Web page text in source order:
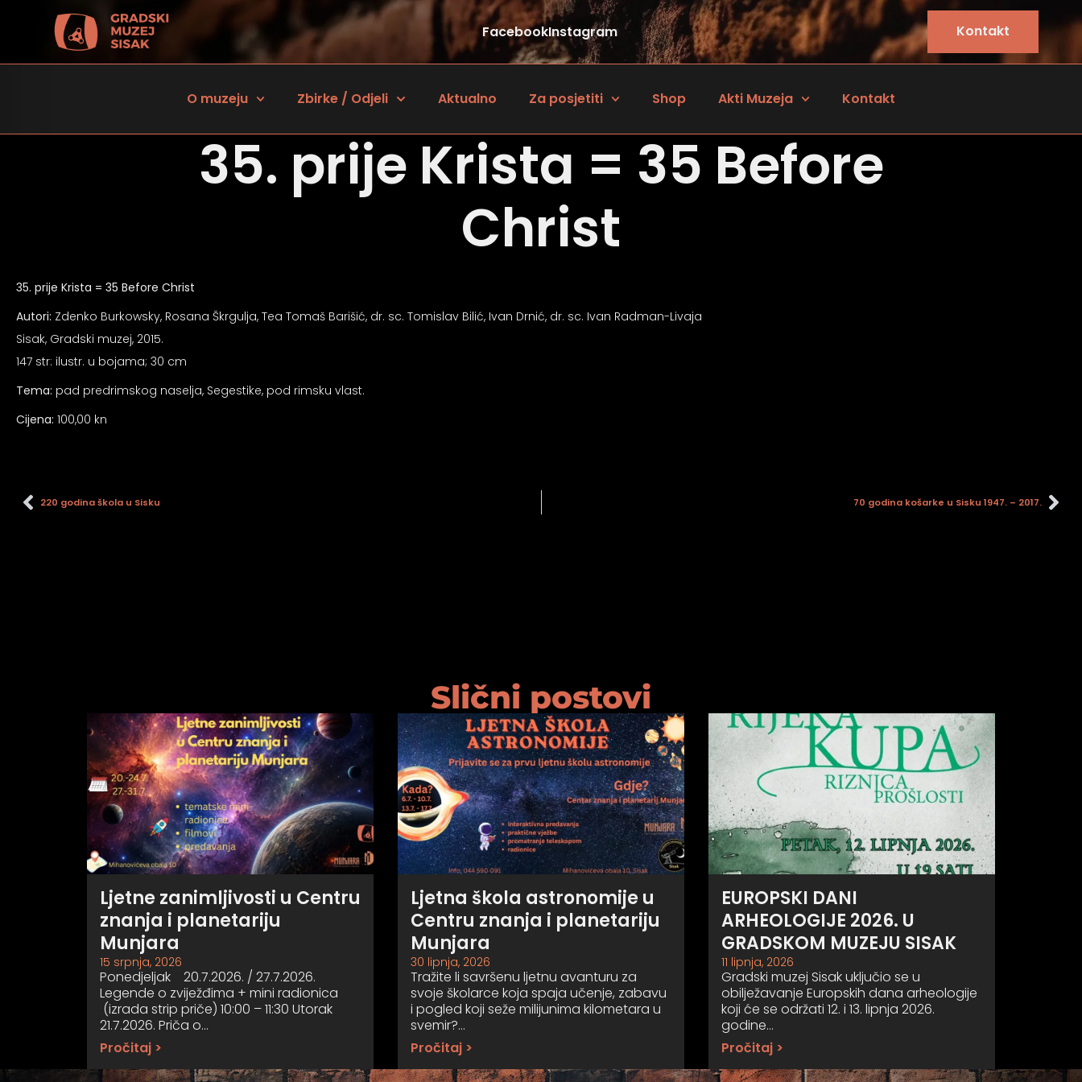
FacebookInstagram Kontakt
O muzeju Zbirke / Odjeli Aktualno Za posjetiti Shop Akti Muzeja Kontakt
35. prije Krista = 35 Before
Christ
35. prije Krista = 35 Before Christ
Autori: Zdenko Burkowsky, Rosana Škrgulja, Tea Tomaš Barišić, dr. sc. Tomislav Bilić, Ivan Drnić, dr. sc. Ivan Radman-Livaja
Sisak, Gradski muzej, 2015.
147 str: ilustr. u bojama; 30 cm
Tema: pad predrimskog naselja, Segestike, pod rimsku vlast.
Cijena: 100,00 kn
220 godina škola u Sisku 70 godina košarke u Sisku 1947. – 2017.
Slični postovi
Ljetne zanimljivosti u Centru
znanja i planetariju
Munjara
15 srpnja, 2026
Ponedjeljak 20.7.2026. / 27.7.2026.
Legende o zviježđima + mini radionica
(izrada strip priče) 10:00 – 11:30 Utorak
21.7.2026. Priča o…
Pročitaj >
Ljetna škola astronomije u
Centru znanja i planetariju
Munjara
30 lipnja, 2026
Tražite li savršenu ljetnu avanturu za
svoje školarce koja spaja učenje, zabavu
i pogled koji seže milijunima kilometara u
svemir?…
Pročitaj >
EUROPSKI DANI
ARHEOLOGIJE 2026. U
GRADSKOM MUZEJU SISAK
11 lipnja, 2026
Gradski muzej Sisak uključio se u
obilježavanje Europskih dana arheologije
koji će se održati 12. i 13. lipnja 2026.
godine…
Pročitaj >
profil za epilepsiju
prijateljski režim